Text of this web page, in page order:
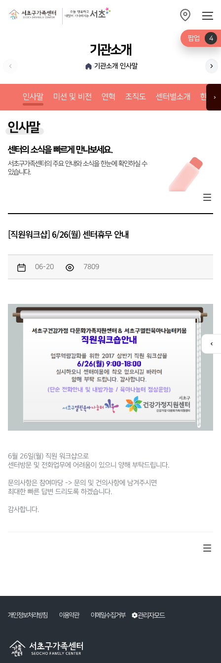
기관소개
›기관소개 ›인사말 미
인사말 미션 및 비전 연혁 조직도 센터별소개 한눈›
인사말
센터의 소식을 빠르게 만나보세요.
서초구가족센터의 주요 안내와 소식을 한눈에 확인하실 수
있습니다.
[직원워크샵] 6/26(월) 센터휴무 안내
06-20 7809
6월 26일(월) 직원 워크샵으로
센터방문 및 전화업무에 어려움이 있으니 양해 부탁드립니다.
문의사항은 참여마당 -> 문의 및 건의사항에 남겨주시면
최대한 빠른 답변 드리도록 하겠습니다.
감사합니다.
개인정보처리방침 이용약관 이메일수집거부 관리자모드
퀵
메
팝업 4